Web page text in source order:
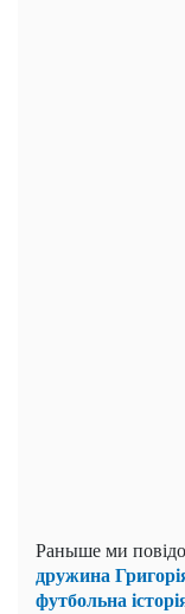
Раныше ми
дружина
футбольна